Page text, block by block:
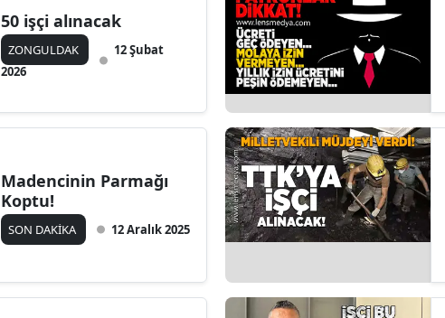
50 işçi alınacak
ZONGULDAK
12 Şubat
2026
Madencinin Parmağı
Koptu!
SON DAKİKA 12 Aralık 2025